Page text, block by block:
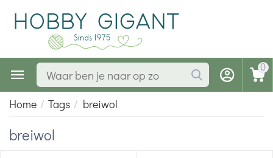
0
Home / Tags / breiwol
breiwol